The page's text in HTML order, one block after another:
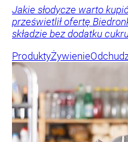
Jakie słodycze warto
prześwietlił ofertę
składzie bez dodatku
ProduktyŻywienie